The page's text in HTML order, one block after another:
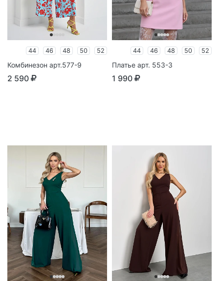
44 46 48 50 52
Комбинезон арт.577-9
2 590
44 46 48 50 52
Платье арт. 553-3
1 990